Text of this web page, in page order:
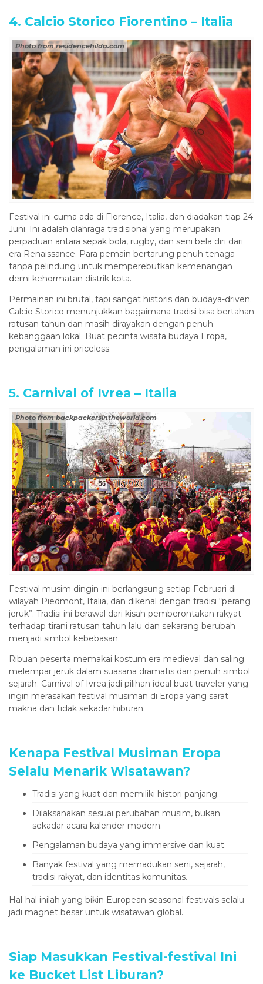
4. Calcio Storico Fiorentino – Italia
Photo from residencehilda.com
Festival ini cuma ada di Florence, Italia, dan diadakan tiap 24
Juni. Ini adalah olahraga tradisional yang merupakan
perpaduan antara sepak bola, rugby, dan seni bela diri dari
era Renaissance. Para pemain bertarung penuh tenaga
tanpa pelindung untuk memperebutkan kemenangan
demi kehormatan distrik kota.
Permainan ini brutal, tapi sangat historis dan budaya-driven.
Calcio Storico menunjukkan bagaimana tradisi bisa bertahan
ratusan tahun dan masih dirayakan dengan penuh
kebanggaan lokal. Buat pecinta wisata budaya Eropa,
pengalaman ini priceless.
5. Carnival of Ivrea – Italia
Photo from backpackersintheworld.com
Festival musim dingin ini berlangsung setiap Februari di
wilayah Piedmont, Italia, dan dikenal dengan tradisi “perang
jeruk”. Tradisi ini berawal dari kisah pemberontakan rakyat
terhadap tirani ratusan tahun lalu dan sekarang berubah
menjadi simbol kebebasan.
Ribuan peserta memakai kostum era medieval dan saling
melempar jeruk dalam suasana dramatis dan penuh simbol
sejarah. Carnival of Ivrea jadi pilihan ideal buat traveler yang
ingin merasakan festival musiman di Eropa yang sarat
makna dan tidak sekadar hiburan.
Kenapa Festival Musiman Eropa
Selalu Menarik Wisatawan?
Tradisi yang kuat dan memiliki histori panjang.
Dilaksanakan sesuai perubahan musim, bukan
sekadar acara kalender modern.
Pengalaman budaya yang immersive dan kuat.
Banyak festival yang memadukan seni, sejarah,
tradisi rakyat, dan identitas komunitas.
Hal-hal inilah yang bikin European seasonal festivals selalu
jadi magnet besar untuk wisatawan global.
Siap Masukkan Festival-festival Ini
ke Bucket List Liburan?